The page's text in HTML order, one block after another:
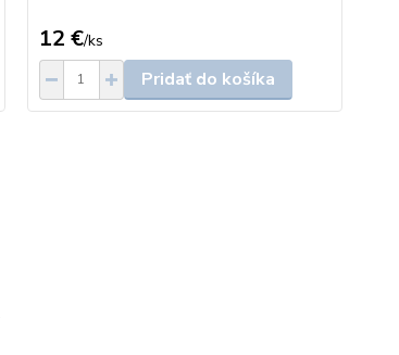
12 €/ks
Pridať do košíka